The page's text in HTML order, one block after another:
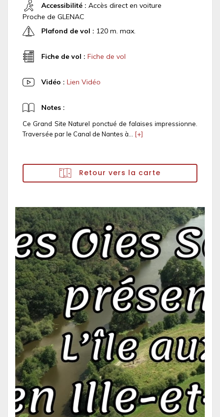
Accessibilité : Accès direct en voiture
Proche de GLENAC
Plafond de vol : 120 m. max.
Fiche de vol : Fiche de vol
Vidéo : Lien Vidéo
Notes :
Ce Grand Site Naturel ponctué de falaises impressionne.
Traversée par le Canal de Nantes à... [+]
Retour vers la carte